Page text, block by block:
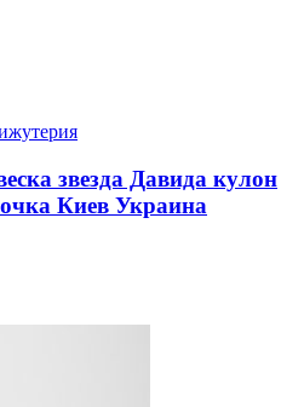
звезда Давида кулон
Киев Украина